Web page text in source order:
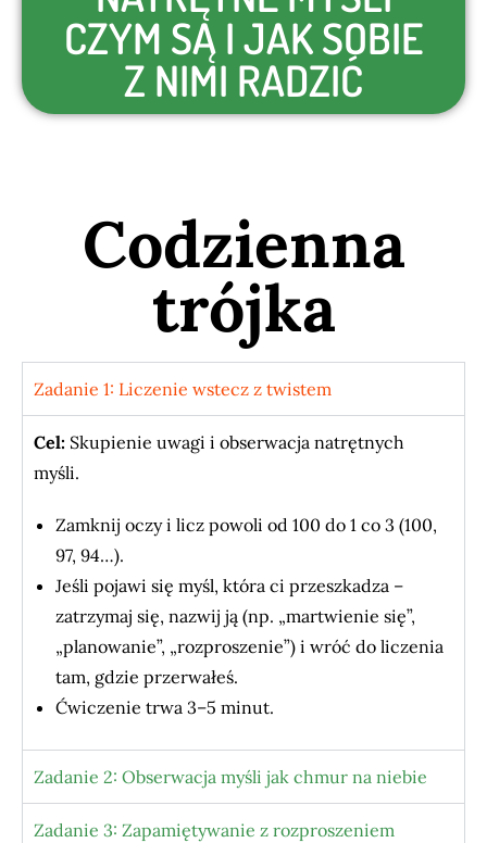
CZYM SĄ I JAK SOBIE
Z NIMI RADZIĆ
Codzienna
trójka
Zadanie 1: Liczenie wstecz z twistem
Cel: Skupienie uwagi i obserwacja natrętnych
myśli.
Zamknij oczy i licz powoli od 100 do 1 co 3 (100,
97, 94…).
Jeśli pojawi się myśl, która ci przeszkadza –
zatrzymaj się, nazwij ją (np. „martwienie się”,
„planowanie”, „rozproszenie”) i wróć do liczenia
tam, gdzie przerwałeś.
Ćwiczenie trwa 3–5 minut.
Zadanie 2: Obserwacja myśli jak chmur na niebie
Zadanie 3: Zapamiętywanie z rozproszeniem